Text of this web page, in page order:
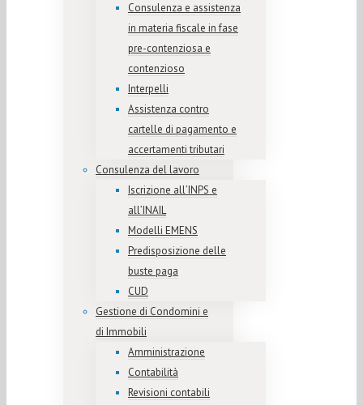
Consulenza e assistenza
in materia fiscale in fase
pre-contenziosa e
contenzioso
Interpelli
Assistenza contro
cartelle di pagamento e
accertamenti tributari
Consulenza del lavoro
Iscrizione all’INPS e
all’INAIL
Modelli EMENS
Predisposizione delle
buste paga
CUD
Gestione di Condomini e
di Immobili
Amministrazione
Contabilità
Revisioni contabili